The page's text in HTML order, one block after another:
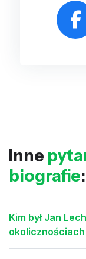
Inne
biografie:
Kim był Jan
okolicznościach